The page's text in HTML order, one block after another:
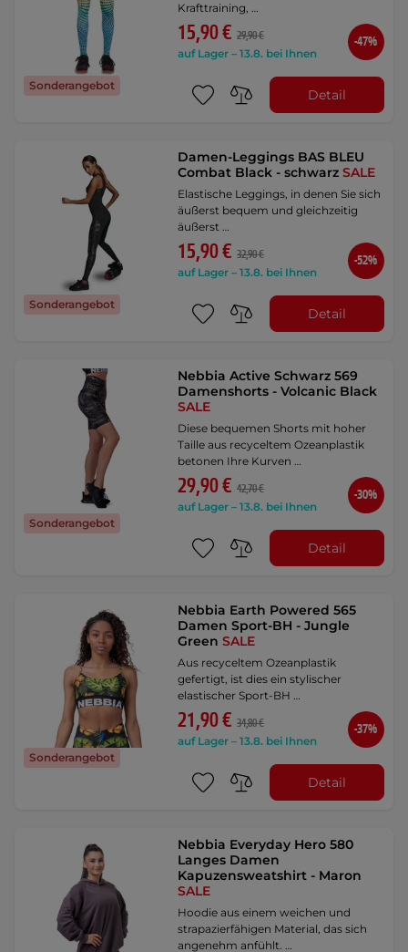
Sonderangebot
Krafttraining, …
15,90 € 29,90 €
auf Lager – 13.8. bei Ihnen
-47%
Detail
Sonderangebot
Damen-Leggings BAS BLEU
Combat Black - schwarzSALE
Elastische Leggings, in denen Sie sich
äußerst bequem und gleichzeitig
äußerst …
15,90 € 32,90 €
auf Lager – 13.8. bei Ihnen
-52%
Detail
Sonderangebot
Nebbia Active Schwarz 569
Damenshorts - Volcanic Black
SALE
Diese bequemen Shorts mit hoher
Taille aus recyceltem Ozeanplastik
betonen Ihre Kurven …
29,90 € 42,70 €
auf Lager – 13.8. bei Ihnen
-30%
Detail
Sonderangebot
Nebbia Earth Powered 565
Damen Sport-BH - Jungle
GreenSALE
Aus recyceltem Ozeanplastik
gefertigt, ist dies ein stylischer
elastischer Sport-BH …
21,90 € 34,80 €
auf Lager – 13.8. bei Ihnen
-37%
Detail
Nebbia Everyday Hero 580
Langes Damen
Kapuzensweatshirt - Maron
SALE
Hoodie aus einem weichen und
strapazierfähigen Material, das sich
angenehm anfühlt. …